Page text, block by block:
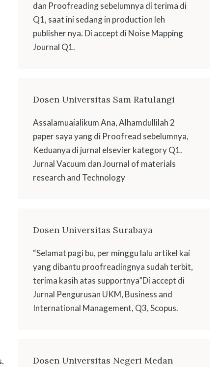
dan Proofreading sebelumnya di terima di
Q1, saat ini sedang in production leh
publisher nya. Di accept di Noise Mapping
Journal Q1.
Dosen Universitas Sam Ratulangi
Assalamuaialikum Ana, Alhamdullilah 2
paper saya yang di Proofread sebelumnya,
Keduanya di jurnal elsevier kategory Q1.
Jurnal Vacuum dan Journal of materials
research and Technology
Dosen Universitas Surabaya
“Selamat pagi bu, per minggu lalu artikel kai
yang dibantu proofreadingnya sudah terbit,
terima kasih atas supportnya”Di accept di
Jurnal Pengurusan UKM, Business and
International Management, Q3, Scopus.
Dosen Universitas Negeri Medan